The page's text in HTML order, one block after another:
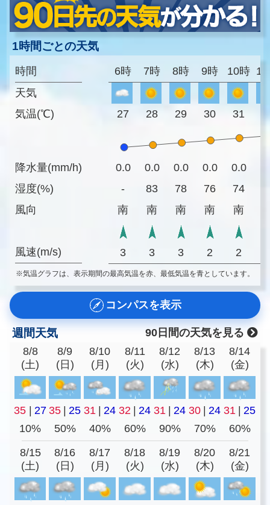
1時間ごとの天気
時間
天気
気温(℃)
降水量(mm/h)
湿度(%)
風向
風速(m/s)
6時 7時 8時 9時 10時
27 28 29 30 31
0.0 0.0 0.0 0.0 0.0
-
83 78 76 74
南
南 南 南 南
3 3 3 2 2
※気温グラフは、表示期間の最高気温を赤、最低気温を青としています。
コンパスを表示
週間天気
90日間の天気を見る
8/8
(土)
8/9
(日)
8/10
(月)
8/11
(火)
8/12
(水)
8/13
(木)
8/14
(金)
35 | 27 35 | 25 31 | 24 32 | 24 31 | 24 30 | 24 31 | 25
10%
50% 40% 60% 90% 70% 60%
8/15
(土)
8/16
(日)
8/17
(月)
8/18
(火)
8/19
(水)
8/20
(木)
8/21
(金)